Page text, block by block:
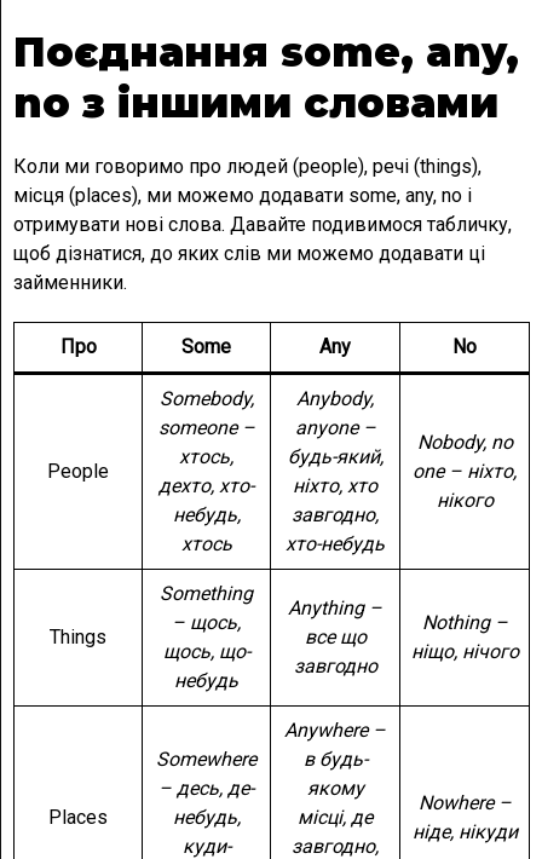
Поєднання some, any,
no з іншими словами
Коли ми говоримо про людей (people), речі (things),
місця (places), ми можемо додавати some, any, no і
отримувати нові слова. Давайте подивимося табличку,
щоб дізнатися, до яких слів ми можемо додавати ці
займенники.
Про Some Any No
People
Somebody,
someone –
хтось,
дехто, хто-
небудь,
хтось
Anybody,
anyone –
будь-який,
ніхто, хто
завгодно,
хто-небудь
Nobody, no
one – ніхто,
нікого
Things
Something
– щось,
щось, що-
небудь
Anything –
все що
завгодно
Nothing –
ніщо, нічого
Places
Somewhere
– десь, де-
небудь,
куди-
Anywhere –
в будь-
якому
місці, де
завгодно,
Nowhere –
ніде, нікуди